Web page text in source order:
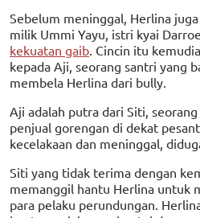
Sebelum meninggal, Herlina
milik Ummi Yayu, istri kyai
kekuatan gaib . Cincin itu
kepada Aji, seorang santri yang
membela Herlina dari bully.
Aji adalah putra dari Siti,
penjual gorengan di dekat
kecelakaan dan meninggal,
Siti yang tidak terima dengan
memanggil hantu Herlina untuk
para pelaku perundungan.